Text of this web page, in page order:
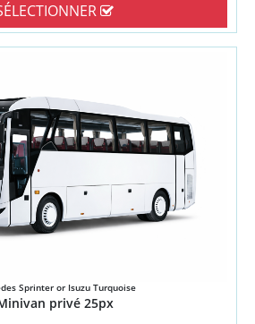
Sprinter or Isuzu Turquoise
privé 25px